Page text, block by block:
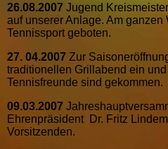
26.08.2007 Jugend
auf unserer Anlage. Am
Tennissport geboten.
27. 04.2007 Zur
traditionellen Grillabend ein
Tennisfreunde sind gekommen.
09.03.2007
Ehrenpräsident Dr. Fritz
Vorsitzenden.